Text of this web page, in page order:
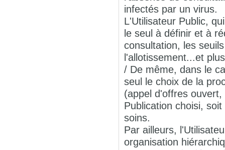
infectés par un virus.
L'Utilisateur Public,
le seul à définir et à
consultation, les
l'allotissement...et
/ De même, dans le
seul le choix de la
(appel d'offres
Publication choisi,
soins.
Par ailleurs,
organisation